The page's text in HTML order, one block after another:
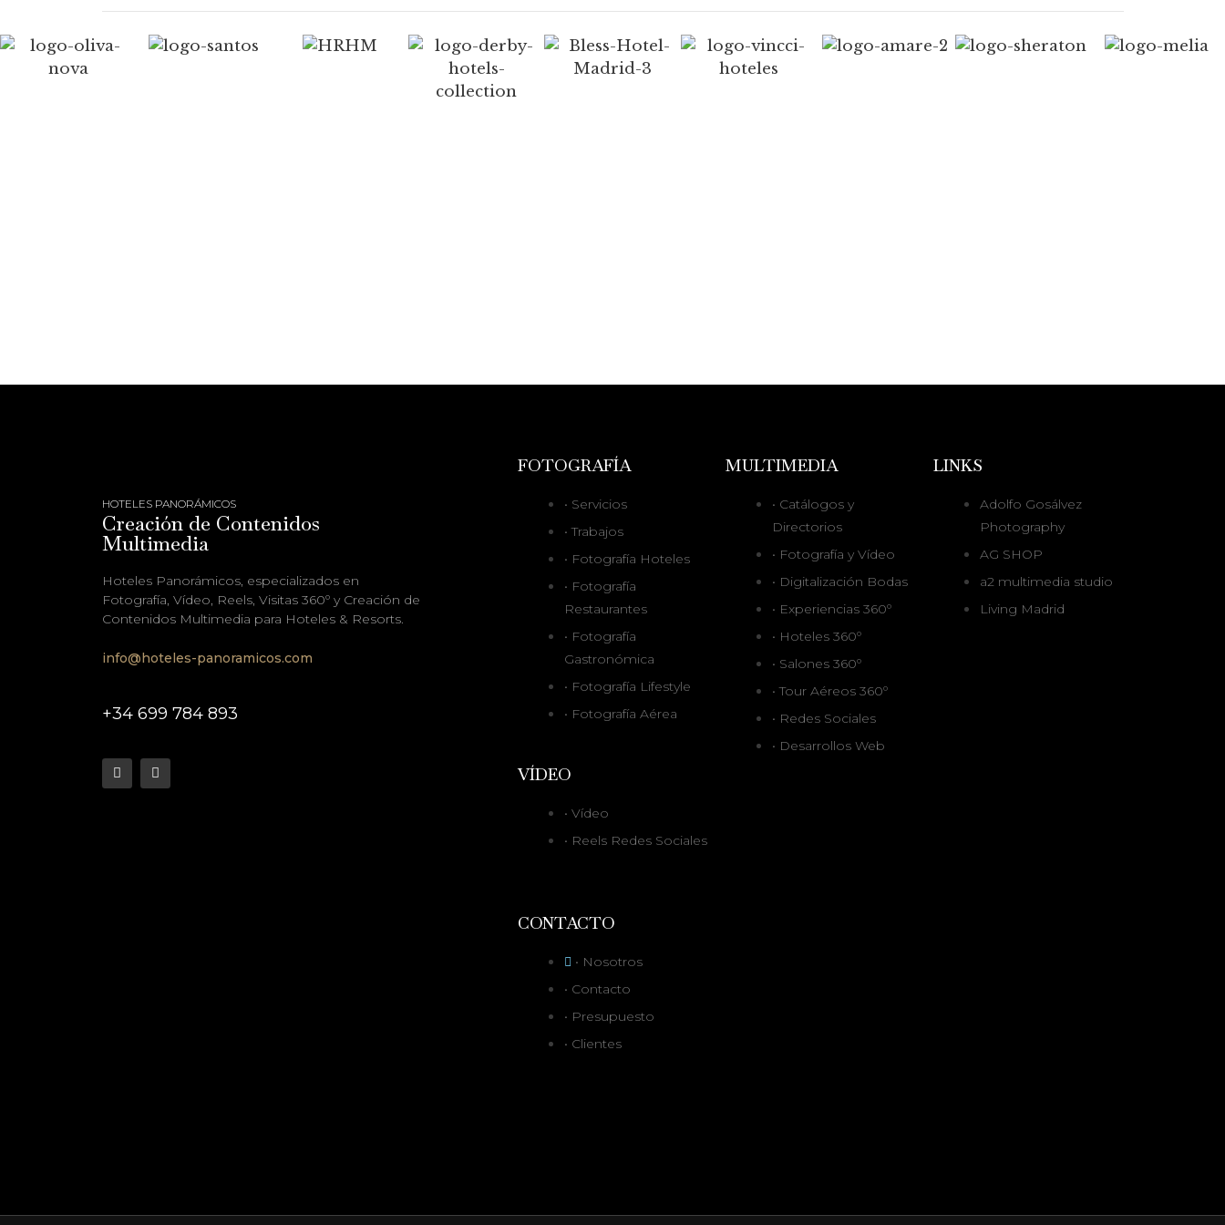
HOTELES PANORÁMICOS
Creación de Contenidos
Multimedia
Hoteles Panorámicos, especializados en
Fotografía, Vídeo, Reels, Visitas 360º y Creación de
Contenidos Multimedia para Hoteles & Resorts.
info@hoteles-panoramicos.com
+34 699 784 893
FOTOGRAFÍA
• Servicios
• Trabajos
• Fotografía Hoteles
• Fotografía
Restaurantes
• Fotografía
Gastronómica
• Fotografía Lifestyle
• Fotografía Aérea
VÍDEO
• Vídeo
• Reels Redes Sociales
CONTACTO
• Nosotros
• Contacto
• Presupuesto
• Clientes
MULTIMEDIA
• Catálogos y
Directorios
• Fotografía y Vídeo
• Digitalización Bodas
• Experiencias 360º
• Hoteles 360º
• Salones 360º
• Tour Aéreos 360º
• Redes Sociales
• Desarrollos Web
LINKS
Adolfo Gosálvez
Photography
AG SHOP
a2 multimedia studio
Living Madrid